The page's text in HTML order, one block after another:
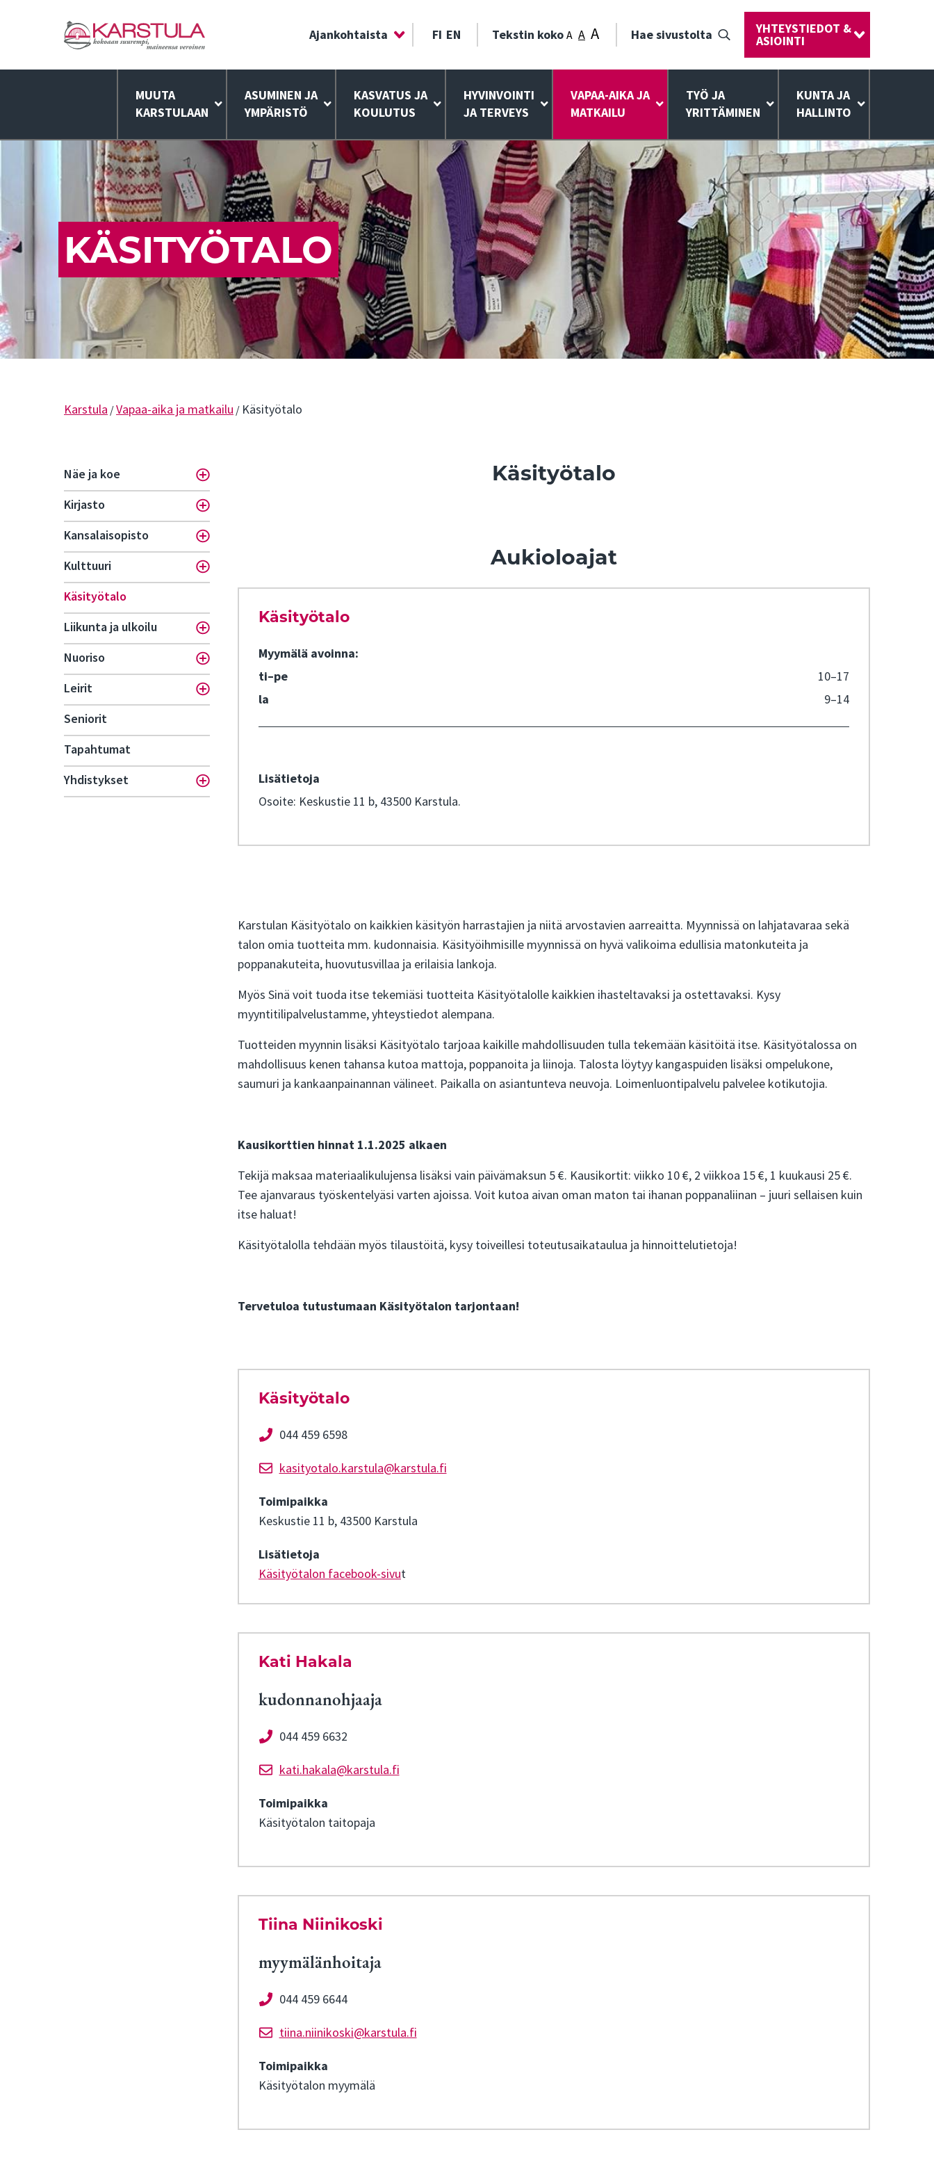
Ajankohtaista FI EN Tekstin kokoA A A Hae sivustolta YHTEYSTIEDOT &
ASIOINTI
MUUTA
KARSTULAAN
ASUMINEN JA
YMPÄRISTÖ
KASVATUS JA
KOULUTUS
HYVINVOINTI
JA TERVEYS
VAPAA-AIKA JA
MATKAILU
TYÖ JA
YRITTÄMINEN
KUNTA JA
HALLINTO
KÄSITYÖTALO
Karstula /Vapaa-aika ja matkailu / Käsityötalo
Näe ja koe Toggle menu
Kirjasto Toggle menu
Kansalaisopisto Toggle menu
Kulttuuri Toggle menu
Käsityötalo
Liikunta ja ulkoilu
Toggle menu
Nuoriso Toggle menu
Leirit Toggle menu
Seniorit
Tapahtumat
Yhdistykset
Toggle menu
Käsityötalo
Aukioloajat
Käsityötalo
Myymälä avoinna:
ti–pe
10–17
la
9–14
Lisätietoja
Osoite: Keskustie 11 b, 43500 Karstula.
Karstulan Käsityötalo on kaikkien käsityön harrastajien ja niitä arvostavien aarreaitta. Myynnissä on lahjatavaraa sekä
talon omia tuotteita mm. kudonnaisia. Käsityöihmisille myynnissä on hyvä valikoima edullisia matonkuteita ja
poppanakuteita, huovutusvillaa ja erilaisia lankoja.
Myös Sinä voit tuoda itse tekemiäsi tuotteita Käsityötalolle kaikkien ihasteltavaksi ja ostettavaksi. Kysy
myyntitilipalvelustamme, yhteystiedot alempana.
Tuotteiden myynnin lisäksi Käsityötalo tarjoaa kaikille mahdollisuuden tulla tekemään käsitöitä itse. Käsityötalossa on
mahdollisuus kenen tahansa kutoa mattoja, poppanoita ja liinoja. Talosta löytyy kangaspuiden lisäksi ompelukone,
saumuri ja kankaanpainannan välineet. Paikalla on asiantunteva neuvoja. Loimenluontipalvelu palvelee kotikutojia.
Kausikorttien hinnat 1.1.2025 alkaen
Tekijä maksaa materiaalikulujensa lisäksi vain päivämaksun 5 €. Kausikortit: viikko 10 €, 2 viikkoa 15 €, 1 kuukausi 25 €.
Tee ajanvaraus työskentelyäsi varten ajoissa. Voit kutoa aivan oman maton tai ihanan poppanaliinan – juuri sellaisen kuin
itse haluat!
Käsityötalolla tehdään myös tilaustöitä, kysy toiveillesi toteutusaikataulua ja hinnoittelutietoja!
Tervetuloa tutustumaan Käsityötalon tarjontaan!
Käsityötalo
044 459 6598
kasityotalo.karstula@karstula.fi
Toimipaikka
Keskustie 11 b, 43500 Karstula
Lisätietoja
Käsityötalon facebook-sivut
Kati Hakala
kudonnanohjaaja
044 459 6632
kati.hakala@karstula.fi
Toimipaikka
Käsityötalon taitopaja
Tiina Niinikoski
myymälänhoitaja
044 459 6644
tiina.niinikoski@karstula.fi
Toimipaikka
Käsityötalon myymälä